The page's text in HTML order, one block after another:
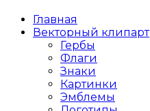
Главная
Векторный клипарт
Гербы
Флаги
Знаки
Картинки
Эмблемы